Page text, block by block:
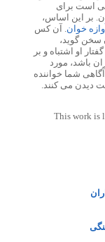
است برای
بر این اساس،
آوازه خوان. آن کس
سخن گوید،
او اشتباه و بر
باشد، مورد
شما خواننده
This work is